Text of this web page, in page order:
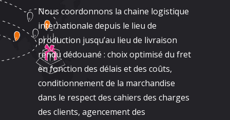
Nous coordonnons la chaine logistique
internationale depuis le lieu de
production jusqu’au lieu de livraison
rendu dédouané : choix optimisé du fret
en fonction des délais et des coûts,
conditionnement de la marchandise
dans le respect des cahiers des charges
des clients, agencement des